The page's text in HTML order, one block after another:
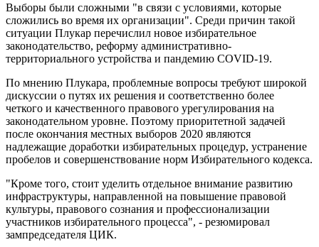
Выборы были сложными "в связи с условиями, которые
сложились во время их организации". Среди причин такой
ситуации Плукар перечислил новое избирательное
законодательство, реформу административно-
территориального устройства и пандемию COVID-19.
По мнению Плукара, проблемные вопросы требуют широкой
дискуссии о путях их решения и соответственно более
четкого и качественного правового урегулирования на
законодательном уровне. Поэтому приоритетной задачей
после окончания местных выборов 2020 являются
надлежащие доработки избирательных процедур, устранение
пробелов и совершенствование норм Избирательного кодекса.
"Кроме того, стоит уделить отдельное внимание развитию
инфраструктуры, направленной на повышение правовой
культуры, правового сознания и профессионализации
участников избирательного процесса", - резюмировал
зампредседателя ЦИК.